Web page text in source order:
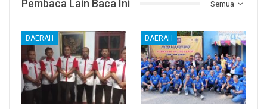
Semua
Pembaca Lain Baca Ini
DAERAH DAERAH